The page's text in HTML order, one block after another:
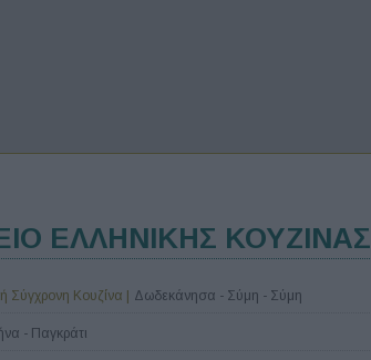
ΕΛΛΗΝΙΚΗΣ ΚΟΥΖΙΝΑΣ
Σύγχρονη Κουζίνα | Δωδεκάνησα - Σύμη - Σύμη
- Παγκράτι